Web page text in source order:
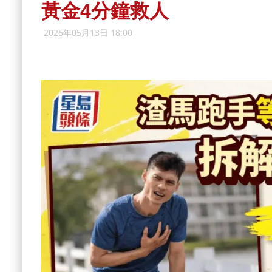
黃金4分鐘救人
2026年05月13日 18:00